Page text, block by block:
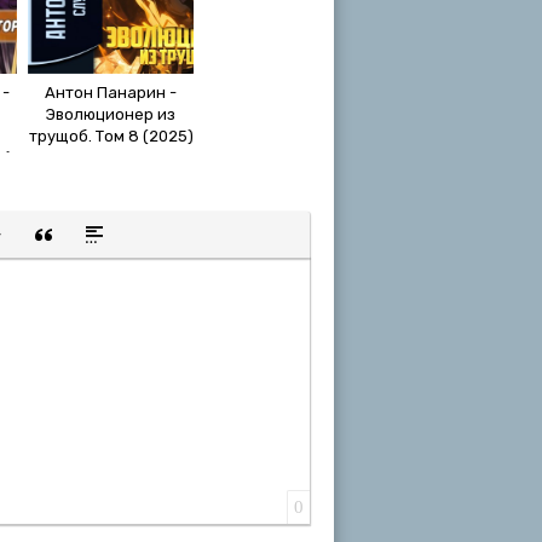
-
Антон Панарин -
Эволюционер из
трущоб. Том 8 (2025)
ссылку
скрытого текста
Вставка цитаты
Вставка спойлера
0